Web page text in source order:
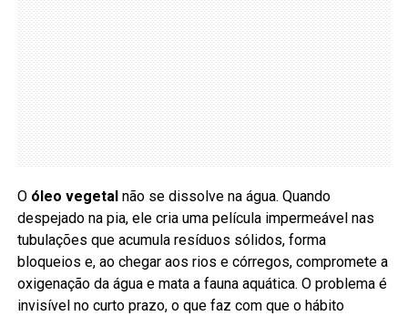
O óleo vegetal não se dissolve na água. Quando
despejado na pia, ele cria uma película impermeável nas
tubulações que acumula resíduos sólidos, forma
bloqueios e, ao chegar aos rios e córregos, compromete a
oxigenação da água e mata a fauna aquática. O problema é
invisível no curto prazo, o que faz com que o hábito